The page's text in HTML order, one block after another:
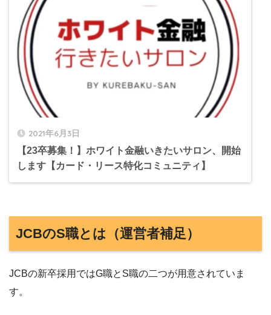
2021年6月3日
【23卒募集！】ホワイト金融いきたいサロン、開始
します【カード・リース特化コミュニティ】
JCBのS職とは（運営者補足）
JCBの新卒採用ではG職とS職の二つが用意されていま
す。